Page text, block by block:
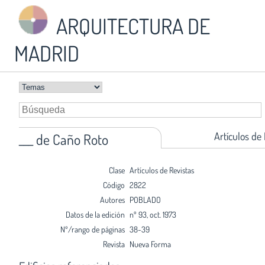
ARQUITECTURA DE
MADRID
___ de Caño Roto Artículos de
Clase Artículos de Revistas
Código 2822
Autores POBLADO
Datos de la edición nº 93, oct. 1973
Nº/rango de páginas 38-39
Revista Nueva Forma